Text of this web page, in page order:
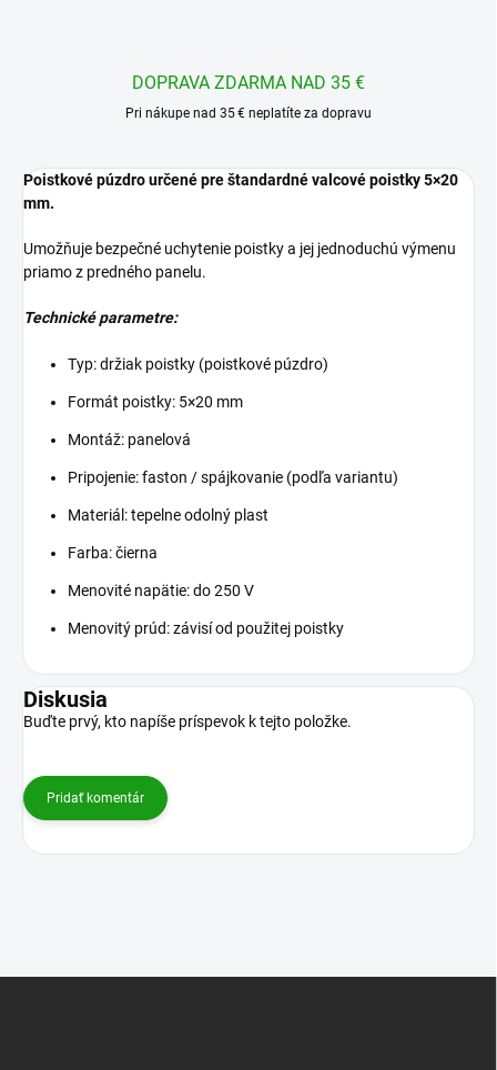
DOPRAVA ZDARMA NAD 35 €
Pri nákupe nad 35 € neplatíte za dopravu
Poistkové púzdro určené pre štandardné valcové poistky 5×20
mm.
Umožňuje bezpečné uchytenie poistky a jej jednoduchú výmenu
priamo z predného panelu.
Technické parametre:
Typ: držiak poistky (poistkové púzdro)
Formát poistky: 5×20 mm
Montáž: panelová
Pripojenie: faston / spájkovanie (podľa variantu)
Materiál: tepelne odolný plast
Farba: čierna
Menovité napätie: do 250 V
Menovitý prúd: závisí od použitej poistky
Diskusia
Buďte prvý, kto napíše príspevok k tejto položke.
Pridať komentár